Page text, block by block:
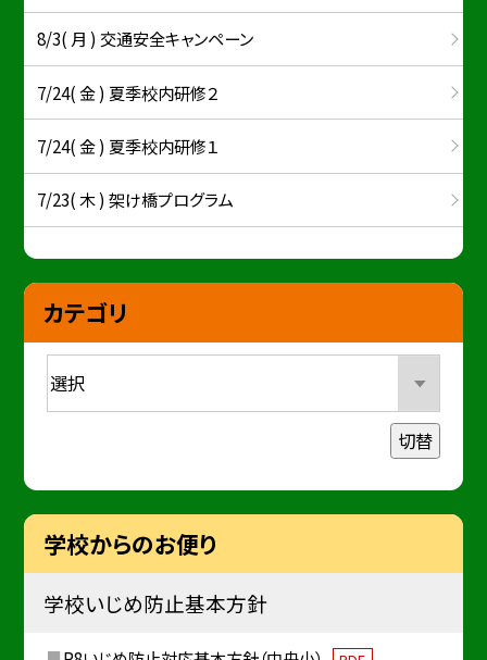
8/3( 月 ) 交通安全キャンペーン
7/24( 金 ) 夏季校内研修２
7/24( 金 ) 夏季校内研修１
7/23( 木 ) 架け橋プログラム
カテゴリ
切替
学校からのお便り
学校いじめ防止基本方針